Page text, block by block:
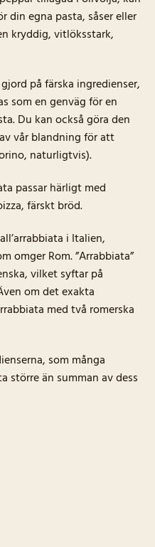
din egna pasta, såser eller
kryddig, vitlöksstark,
på färska ingredienser,
som en genväg för en
Du kan också göra den
vår blandning för att
naturligtvis).
passar härligt med
färskt bröd.
i Italien,
omger Rom. ”Arrabbiata”
vilket syftar på
om det exakta
med två romerska
som många
större än summan av dess